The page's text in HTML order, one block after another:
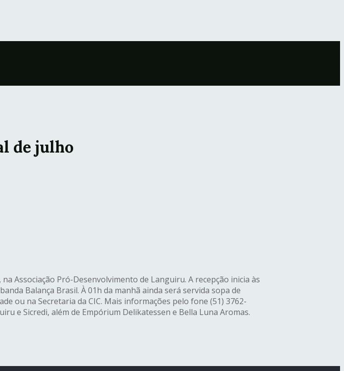
de julho
Associação Pró-Desenvolvimento de Languiru. A recepção inicia às
Balança Brasil. À 01h da manhã ainda será servida sopa de
ou na Secretaria da CIC. Mais informações pelo fone (51) 3762-
e Sicredi, além de Empórium Delikatessen e Bella Luna Aromas.